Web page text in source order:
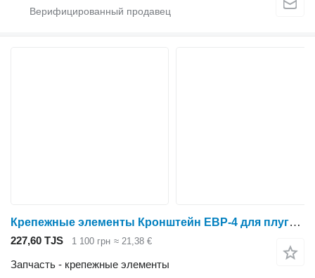
Крепежные элементы Кронштейн EBP-4 для плуга Lemken
227,60 TJS 1 100 грн ≈ 21,38 €
Запчасть - крепежные элементы